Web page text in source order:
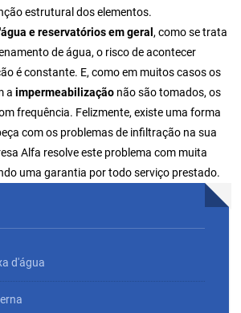
estrutural dos elementos.
e reservatórios em geral , como se trata
de água, o risco de acontecer
é constante. E, como em muitos casos os
a impermeabilização não são tomados, os
frequência. Felizmente, existe uma forma
com os problemas de infiltração na sua
Alfa resolve este problema com muita
uma garantia por todo serviço prestado.
d'água